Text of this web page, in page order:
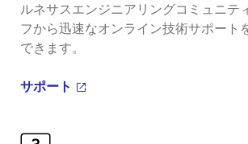
ルネサスエンジニアリングコミュニテ
フから迅速なオンライン技術サポート
できます。
サポート